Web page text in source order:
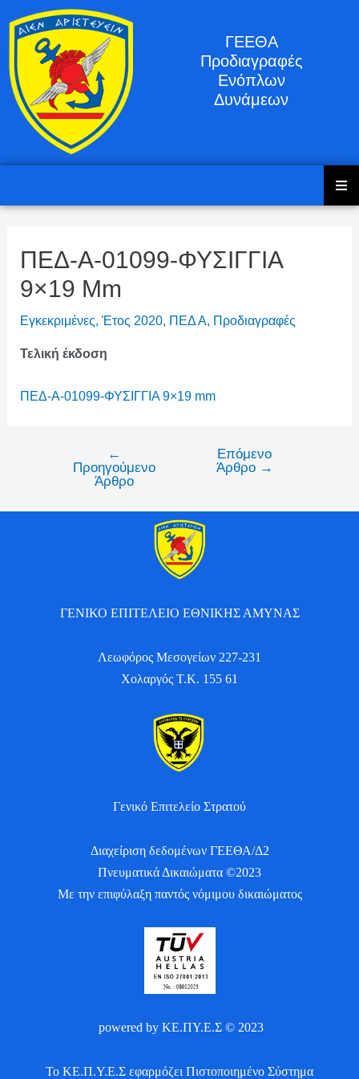
ΓΕΕΘΑ
Προδιαγραφές
Ενόπλων
Δυνάμεων
ΠΕΔ-Α-01099-ΦΥΣΙΓΓΙΑ
9×19 Mm
Εγκεκριμένες, Έτος 2020, ΠΕΔ Α, Προδιαγραφές
Τελική έκδοση
ΠΕΔ-Α-01099-ΦΥΣΙΓΓΙΑ 9×19 mm
←
Προηγούμενο
Άρθρο
Επόμενο
Άρθρο →
ΓΕΝΙΚΟ ΕΠΙΤΕΛΕΙΟ ΕΘΝΙΚΗΣ ΑΜΥΝΑΣ
Λεωφόρος Μεσογείων 227-231
Χολαργός Τ.Κ. 155 61
Γενικό Επιτελείο Στρατού
Διαχείριση δεδομένων ΓΕΕΘΑ/Δ2
Πνευματικά Δικαιώματα ©2023
Με την επιφύλαξη παντός νόμιμου δικαιώματος
powered by ΚΕ.ΠΥ.Ε.Σ © 2023
Το ΚΕ.Π.Υ.Ε.Σ εφαρμόζει Πιστοποιημένο Σύστημα